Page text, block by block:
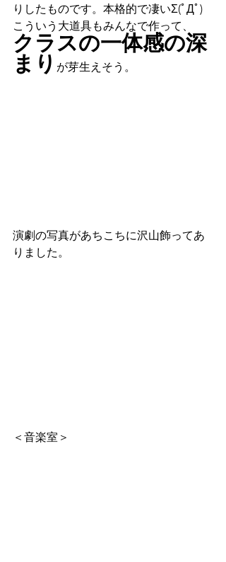
りしたものです。本格的で凄いΣ(ﾟДﾟ)
こういう大道具もみんなで作って、
クラスの一体感の深
まり が芽生えそう。
演劇の写真があちこちに沢山飾ってあ
りました。
＜音楽室＞